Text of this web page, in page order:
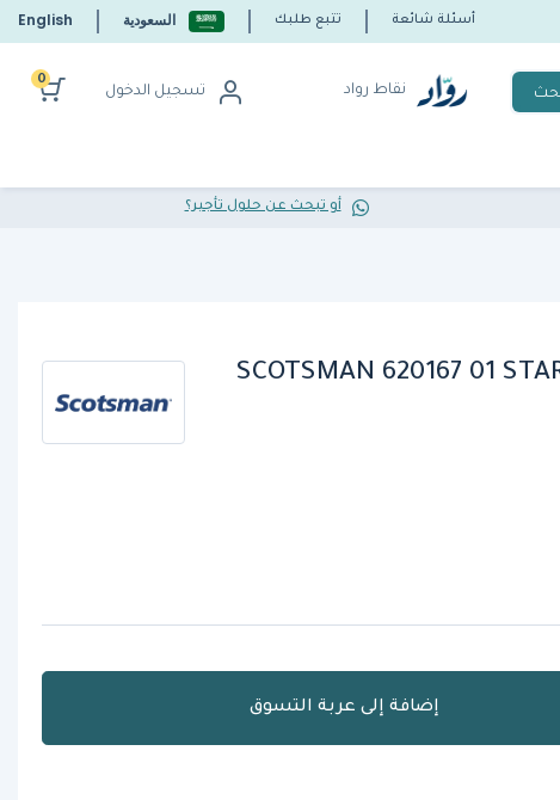
أسئلة شائعة تتبع طلبك السعودية English
نقاط رواد تسجيل الدخول
0
أو تبحث عن حلول تأجير؟
SCOTSMAN 620167 01
إضافة إلى عربة التسوق